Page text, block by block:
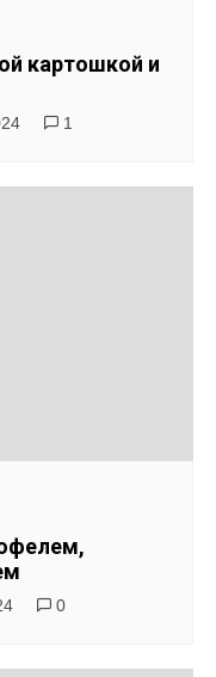
картошкой и
1
0